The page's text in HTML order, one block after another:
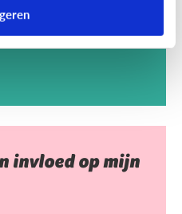
invloed op mijn